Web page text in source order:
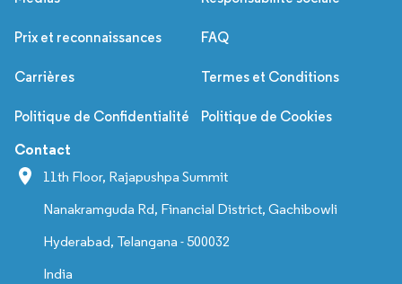
Prix et reconnaissances FAQ
Carrières Termes et Conditions
Politique de Confidentialité Politique de Cookies
Contact
11th Floor, Rajapushpa Summit
Nanakramguda Rd, Financial District, Gachibowli
Hyderabad, Telangana - 500032
India